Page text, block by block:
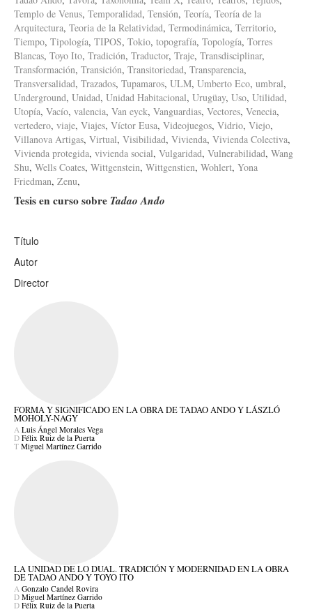
Templo de Venus, Temporalidad, Tensión, Teoría, Teoría de la
Arquitectura, Teoria de la Relatividad, Termodinámica, Territorio,
Tiempo, Tipología, TIPOS, Tokio, topografía, Topología, Torres
Blancas, Toyo Ito, Tradición, Traductor, Traje, Transdisciplinar,
Transformación, Transición, Transitoriedad, Transparencia,
Transversalidad, Trazados, Tupamaros, ULM, Umberto Eco, umbral,
Underground, Unidad, Unidad Habitacional, Urugüay, Uso, Utilidad,
Utopía, Vacío, valencia, Van eyck, Vanguardias, Vectores, Venecia,
vertedero, viaje, Viajes, Víctor Eusa, Videojuegos, Vidrio, Viejo,
Villanova Artigas, Virtual, Visibilidad, Vivienda, Vivienda Colectiva,
Vivienda protegida, vivienda social, Vulgaridad, Vulnerabilidad, Wang
Shu, Wells Coates, Wittgenstein, Wittgenstien, Wohlert, Yona
Friedman, Zenu,
Tesis en curso sobre Tadao Ando
Título
Autor
Director
FORMA Y SIGNIFICADO EN LA OBRA DE TADAO ANDO Y LÁSZLÓ
MOHOLY-NAGY
A Luis Ángel Morales Vega
D Félix Ruiz de la Puerta
T Miguel Martínez Garrido
LA UNIDAD DE LO DUAL. TRADICIÓN Y MODERNIDAD EN LA OBRA
DE TADAO ANDO Y TOYO ITO
A Gonzalo Candel Rovira
D Miguel Martínez Garrido
D Félix Ruiz de la Puerta